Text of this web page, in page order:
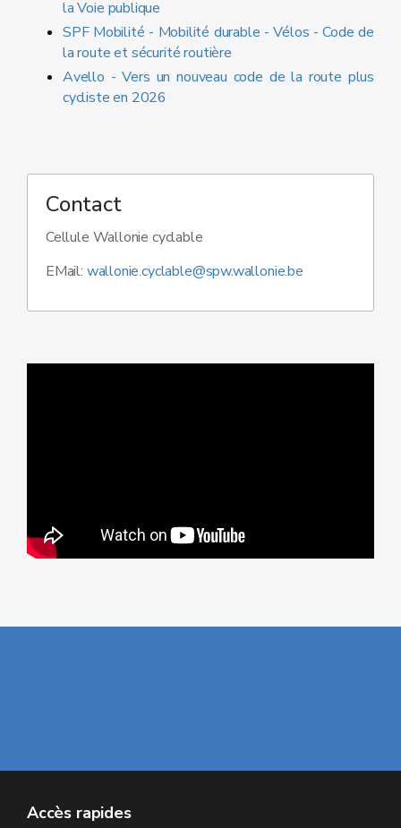
la Voie publique
SPF Mobilité - Mobilité durable - Vélos - Code de
la route et sécurité routière
Avello - Vers un nouveau code de la route plus
cycliste en 2026
Contact
Cellule Wallonie cyclable
EMail: wallonie.cyclable@spw.wallonie.be
Accès rapides